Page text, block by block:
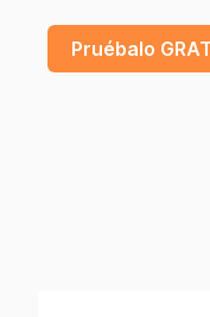
Pruébalo